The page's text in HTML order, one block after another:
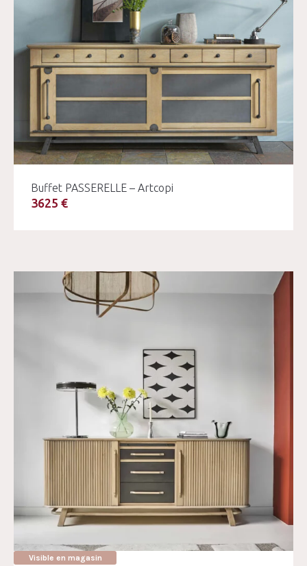
Buffet PASSERELLE – Artcopi
3625 €
Visible en magasin